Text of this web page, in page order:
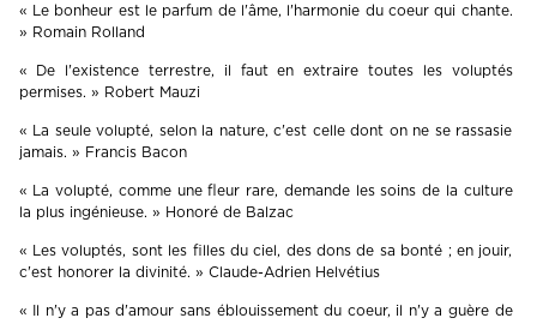
« Le bonheur est le parfum de l'âme, l'harmonie du coeur qui chante.
» Romain Rolland
« De l'existence terrestre, il faut en extraire toutes les voluptés
permises. » Robert Mauzi
« La seule volupté, selon la nature, c'est celle dont on ne se rassasie
jamais. » Francis Bacon
« La volupté, comme une fleur rare, demande les soins de la culture
la plus ingénieuse. » Honoré de Balzac
« Les voluptés, sont les filles du ciel, des dons de sa bonté ; en jouir,
c'est honorer la divinité. » Claude-Adrien Helvétius
« Il n'y a pas d'amour sans éblouissement du coeur, il n'y a guère de